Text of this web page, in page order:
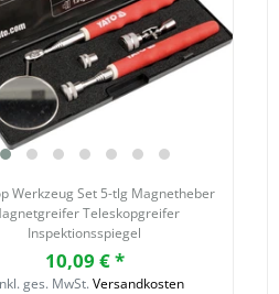
Werkzeug Set 5-tlg Magnetheber
Teleskopgreifer
Inspektionsspiegel
10,09 € *
ges. MwSt. Versandkosten